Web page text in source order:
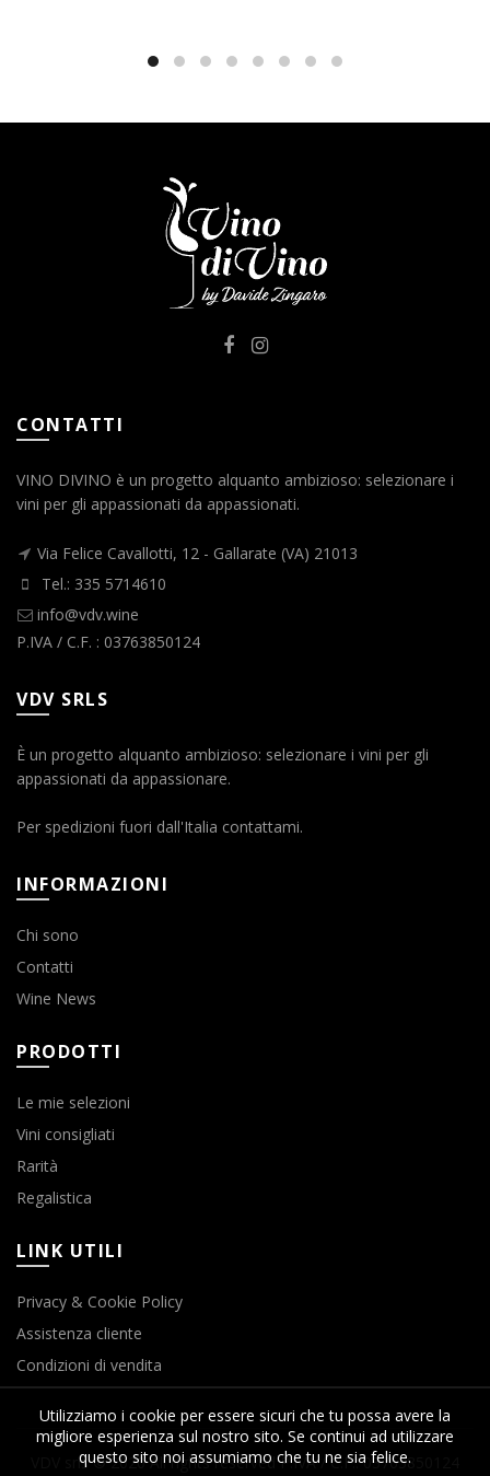
CONTATTI
VINO DIVINO è un progetto alquanto ambizioso: selezionare i
vini per gli appassionati da appassionati.
Via Felice Cavallotti, 12 - Gallarate (VA) 21013
Tel.: 335 5714610
info@vdv.wine
P.IVA / C.F. : 03763850124
VDV SRLS
È un progetto alquanto ambizioso: selezionare i vini per gli
appassionati da appassionare.
Per spedizioni fuori dall'Italia contattami.
INFORMAZIONI
Chi sono
Contatti
Wine News
PRODOTTI
Le mie selezioni
Vini consigliati
Rarità
Regalistica
LINK UTILI
Privacy & Cookie Policy
Assistenza cliente
Condizioni di vendita
VDV srls © 2020 All rights reserved P.IVA / C.F.: 03763850124
Utilizziamo i cookie per essere sicuri che tu possa avere la
migliore esperienza sul nostro sito. Se continui ad utilizzare
questo sito noi assumiamo che tu ne sia felice.